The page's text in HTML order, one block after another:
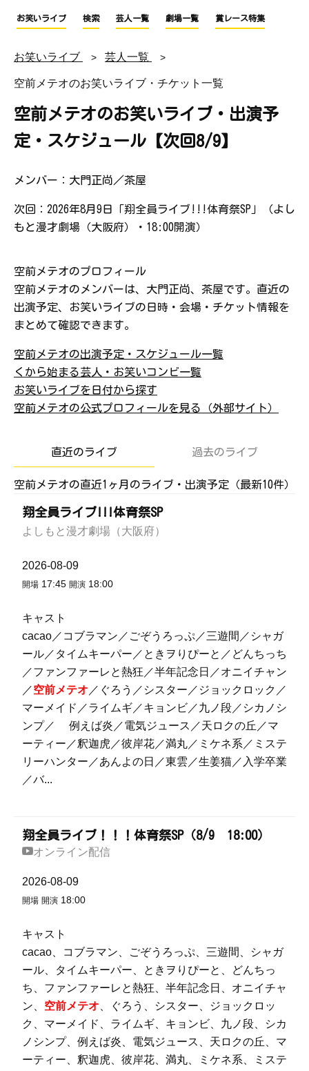
お笑いライブ 検索 芸人一覧 劇場一覧 賞レース特集
お笑いライブ 芸人一覧
空前メテオのお笑いライブ・チケット一覧
空前メテオのお笑いライブ・出演予
定・スケジュール【次回8/9】
メンバー：大門正尚／茶屋
次回：2026年8月9日「翔全員ライブ!!!体育祭SP」（よし
もと漫才劇場（大阪府）・18:00開演）
空前メテオのプロフィール
空前メテオのメンバーは、大門正尚、茶屋です。直近の
出演予定、お笑いライブの日時・会場・チケット情報を
まとめて確認できます。
空前メテオの出演予定・スケジュール一覧
くから始まる芸人・お笑いコンビ一覧
お笑いライブを日付から探す
空前メテオの公式プロフィールを見る（外部サイト）
直近のライブ 過去のライブ
空前メテオの直近1ヶ月のライブ・出演予定（最新10件）
翔全員ライブ!!!体育祭SP
よしもと漫才劇場（大阪府）
2026-08-09
開場 17:45 開演 18:00
キャスト
cacao／コブラマン／ごぞうろっぷ／三遊間／シャガ
ール／タイムキーパー／ときヲりぴーと／どんちっち
／ファンファーレと熱狂／半年記念日／オニイチャン
／空前メテオ ／ぐろう／シスター／ジョックロック／
マーメイド／ライムギ／キョンビ／九ノ段／シカノシ
ンプ／ 例えば炎／電気ジュース／天ロクの丘／マ
ーティー／釈迦虎／彼岸花／満丸／ミケネ系／ミステ
リーハンター／あんよの日／東雲／生姜猫／入学卒業
／バ...
翔全員ライブ！！！体育祭SP（8/9 18:00）
オンライン配信
2026-08-09
開場 開演 18:00
キャスト
cacao、コブラマン、ごぞうろっぷ、三遊間、シャガ
ール、タイムキーパー、ときヲりぴーと、どんちっ
ち、ファンファーレと熱狂、半年記念日、オニイチャ
ン、 空前メテオ 、ぐろう、シスター、ジョックロッ
ク、マーメイド、ライムギ、キョンビ、九ノ段、シカ
ノシンプ、例えば炎、電気ジュース、天ロクの丘、マ
ーティー、釈迦虎、彼岸花、満丸、ミケネ系、ミステ